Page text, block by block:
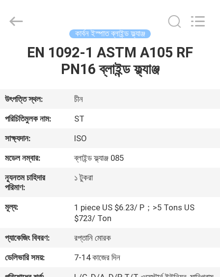
ভিডিও
VR
প্রদর্শন
সম্পর্কে
কারখানা
ভ্রমণ
Ltd..
কার্বন ইস্পাত ব্লাইন্ড ফ্ল্যাঞ্জ
EN 1092-1 ASTM A105 RF
PN16 ব্লাইন্ড ফ্ল্যাঞ্জ
উৎপত্তি স্থল:
চীন
পরিচিতিমুলক নাম:
ST
সাক্ষ্যদান:
ISO
মডেল নম্বার:
ব্লাইন্ড ফ্ল্যাঞ্জ 085
ন্যূনতম চাহিদার
পরিমাণ:
১ টুকরা
মূল্য:
1 piece US $6.23/ P；>5 Tons US
$723/ Ton
প্যাকেজিং বিবরণ:
রপ্তানি মোরক
ডেলিভারি সময়:
7-14 কাজের দিন